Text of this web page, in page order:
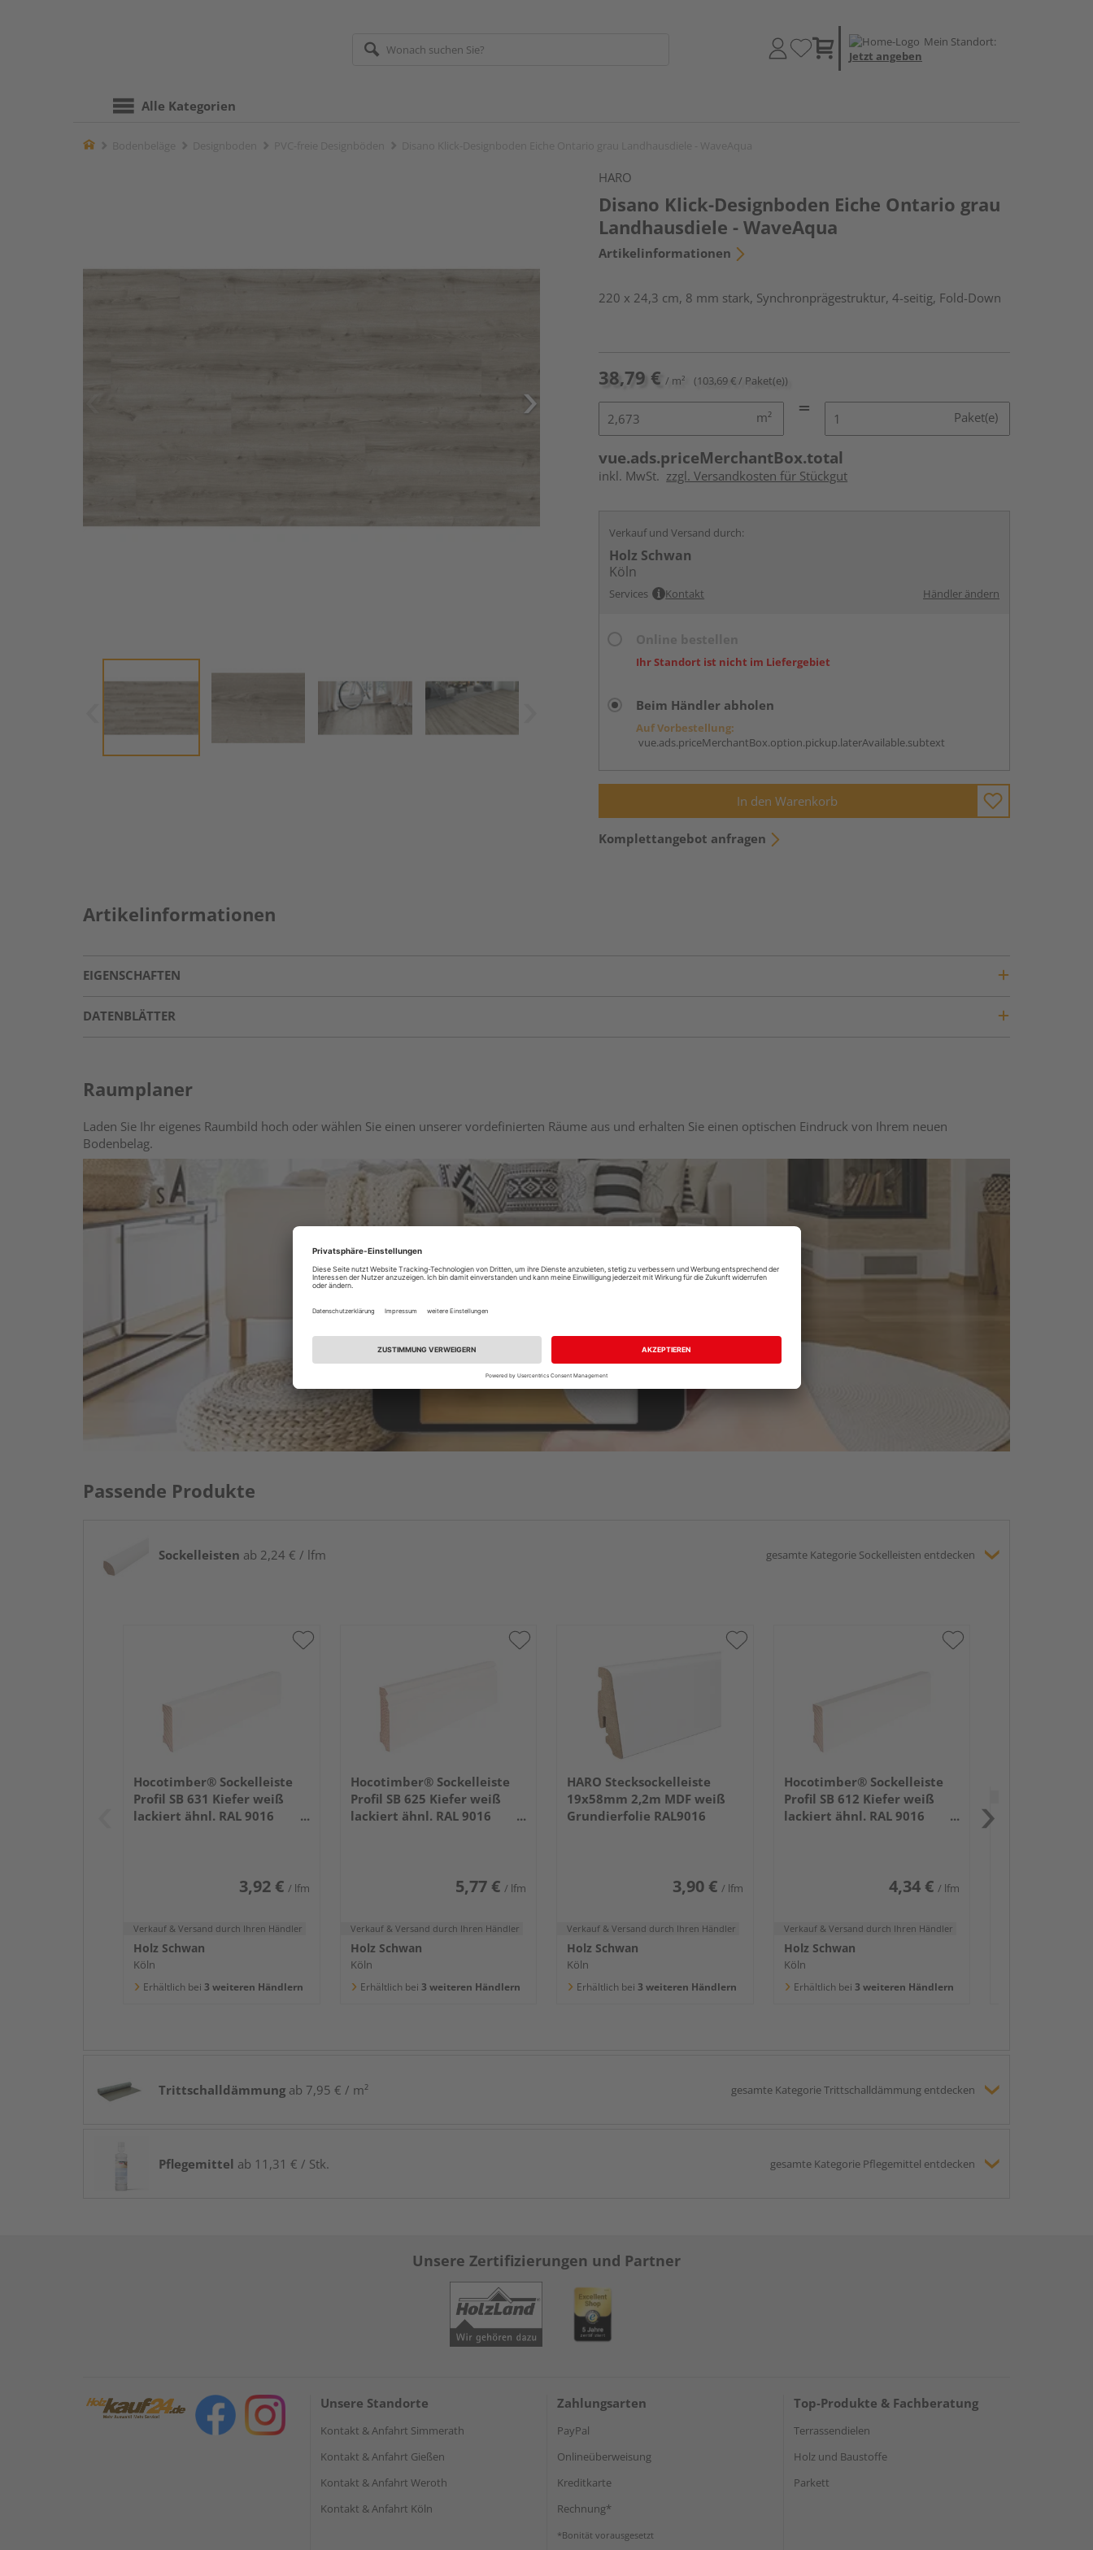
Mein Standort:
Jetzt angeben
Alle Kategorien
Home
HARO
Disano Klick-Designboden Eiche Ontario grau
Landhausdiele - WaveAqua
Artikelinformationen
220 x 24,3 cm, 8 mm stark, Synchronprägestruktur, 4-seitig, Fold-Down
38,79 € / m² (103,69 € / Paket(e))
m² Paket(e)
vue.ads.priceMerchantBox.total
inkl. MwSt. zzgl. Versandkosten für Stückgut
Verkauf und Versand durch:
Holz Schwan
Köln
Services Kontakt Händler ändern
Ihr Standort ist nicht im Liefergebiet
Beim Händler abholen
Auf Vorbestellung:
vue.ads.priceMerchantBox.option.pickup.laterAvailable.subtext
In den Warenkorb
Komplettangebot anfragen
Artikelinformationen
EIGENSCHAFTEN
DATENBLÄTTER
Raumplaner
Laden Sie Ihr eigenes Raumbild hoch oder wählen Sie einen unserer vordefinierten Räume aus und erhalten Sie einen optischen Eindruck von Ihrem neuen
Bodenbelag.
Passende Produkte
Sockelleisten ab 2,24 € / lfm gesamte Kategorie Sockelleisten entdecken
Hocotimber® Sockelleiste
Profil SB 631 Kiefer weiß
lackiert ähnl. RAL 9016
3,92 € / lfm
Verkauf & Versand durch Ihren Händler
Holz Schwan
Köln
Erhältlich bei 3 weiteren Händlern
Hocotimber® Sockelleiste
Profil SB 625 Kiefer weiß
lackiert ähnl. RAL 9016
5,77 € / lfm
Verkauf & Versand durch Ihren Händler
Holz Schwan
Köln
Erhältlich bei 3 weiteren Händlern
HARO Stecksockelleiste
19x58mm 2,2m MDF weiß
Grundierfolie RAL9016
3,90 € / lfm
Verkauf & Versand durch Ihren Händler
Holz Schwan
Köln
Erhältlich bei 3 weiteren Händlern
Hocotimber® Sockelleiste
Profil SB 612 Kiefer weiß
lackiert ähnl. RAL 9016
4,34 € / lfm
Verkauf & Versand durch Ihren Händler
Holz Schwan
Köln
Erhältlich bei 3 weiteren Händlern
Trittschalldämmung ab 7,95 € / m² gesamte Kategorie Trittschalldämmung entdecken
Pflegemittel ab 11,31 € / Stk. gesamte Kategorie Pflegemittel entdecken
Unsere Zertifizierungen und Partner
Unsere Standorte
Kontakt & Anfahrt Simmerath
Kontakt & Anfahrt Gießen
Kontakt & Anfahrt Weroth
Kontakt & Anfahrt Köln
Zahlungsarten
PayPal
Onlineüberweisung
Kreditkarte
Rechnung*
*Bonität vorausgesetzt
Top-Produkte & Fachberatung
Terrassendielen
Holz und Baustoffe
Parkett